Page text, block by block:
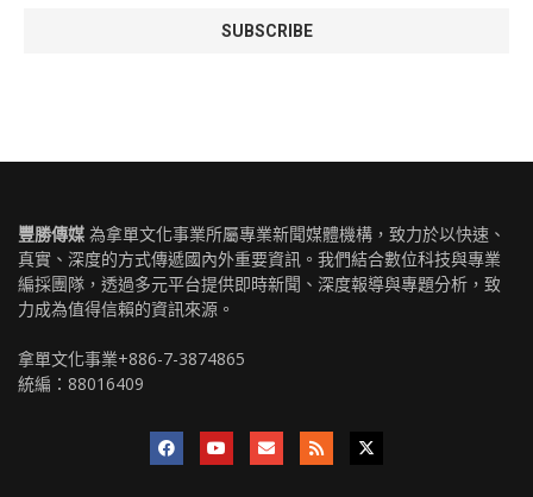
豐勝傳媒 為拿單文化事業所屬專業新聞媒體機構，致力於以快速、
真實、深度的方式傳遞國內外重要資訊。我們結合數位科技與專業
編採團隊，透過多元平台提供即時新聞、深度報導與專題分析，致
力成為值得信賴的資訊來源。
拿單文化事業+886-7-3874865
統編：88016409